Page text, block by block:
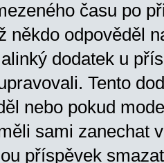
času po
někdo odpověděl
dodatek u
Tento
nebo pokud
sami zanechat
příspěvek